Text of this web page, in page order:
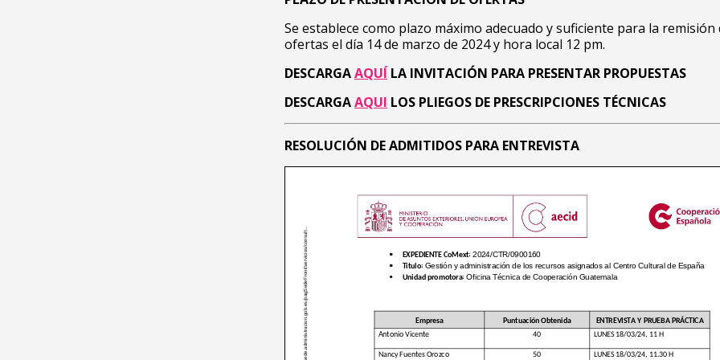
Se establece como plazo máximo adecuado y suficiente para la remisión
ofertas el día 14 de marzo de 2024 y hora local 12 pm.
DESCARGAAQUÍ LA INVITACIÓN PARA PRESENTAR PROPUESTAS
DESCARGAAQUI LOS PLIEGOS DE PRESCRIPCIONES TÉCNICAS
RESOLUCIÓN DE ADMITIDOS PARA ENTREVISTA